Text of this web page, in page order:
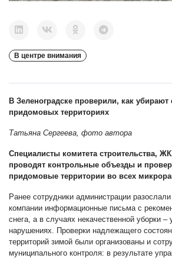
В центре внимания
В Зеленоградске проверили, как убирают
придомовых территориях
Татьяна Сергеева, фото автора
Специалисты комитета строительства,
проводят контрольные объезды и
придомовые территории во всех
Ранее сотрудники администрации
компании информационные письма с
снега, а в случаях некачественной уборки
нарушениях. Проверки надлежащего
территорий зимой были организованы и
муниципального контроля: в результате